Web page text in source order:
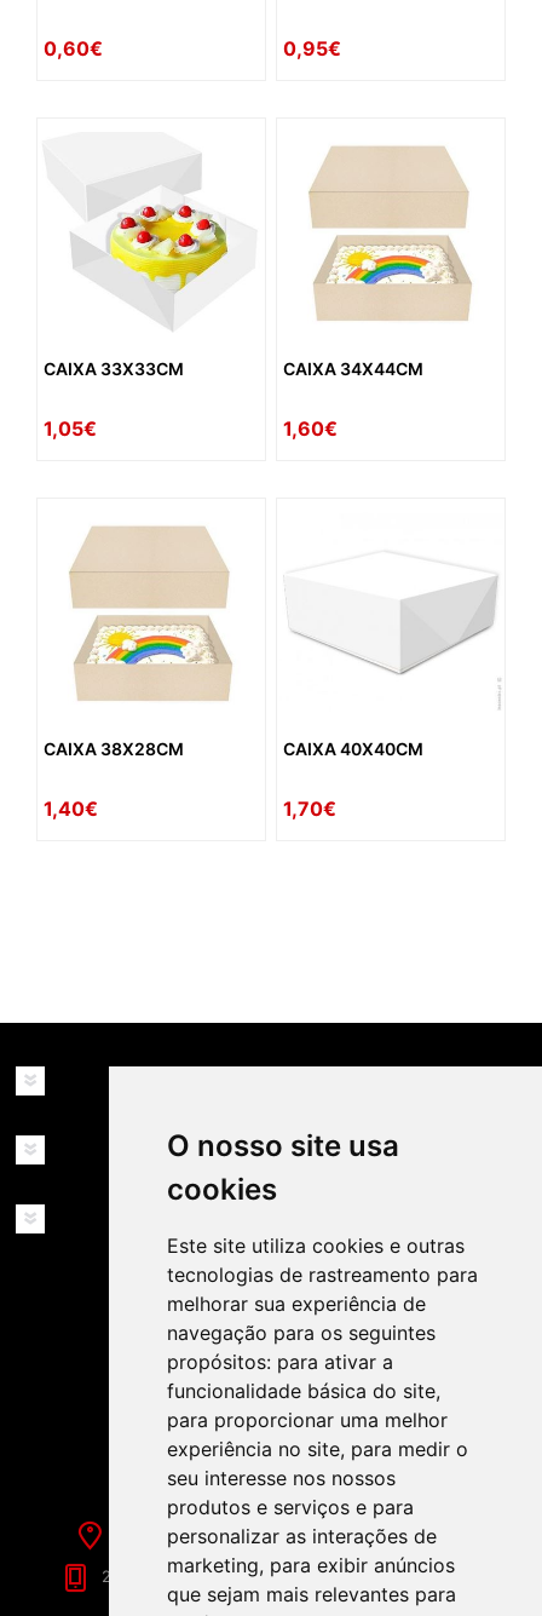
O nosso site usa
cookies
Este site utiliza cookies e outras
tecnologias de rastreamento para
melhorar sua experiência de
navegação para os seguintes
propósitos: para ativar a
funcionalidade básica do site,
para proporcionar uma melhor
experiência no site, para medir o
seu interesse nos nossos
produtos e serviços e para
personalizar as interações de
marketing, para exibir anúncios
que sejam mais relevantes para
0,60€ 0,95€
CAIXA 33X33CM
1,05€
CAIXA 34X44CM
1,60€
CAIXA 38X28CM
1,40€
CAIXA 40X40CM
1,70€
MINHA CONTA
SIGA-NOS NAS REDES SOCIAIS!
Rua de Évora, 70-C - Reguengos de Monsaraz
266 040 688 (Chamada para a Rede Fixa Nacional)